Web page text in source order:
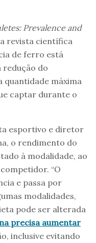
Prevalence and
revista científica
de ferro está
redução do
quantidade máxima
captar durante o
esportivo e diretor
o rendimento do
à modalidade, ao
“O
e passa por
modalidades,
pode ser alterada
precisa aumentar
inclusive evitando